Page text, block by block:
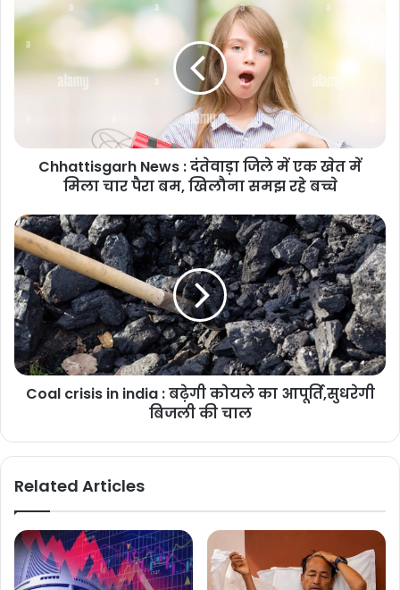
Chhattisgarh News : दंतेवाड़ा जिले में एक खेत में
मिला चार पैरा बम, खिलौना समझ रहे बच्चे
Coal crisis in india : बढ़ेगी कोयले का आपूर्ति,सुधरेगी
बिजली की चाल
Related Articles